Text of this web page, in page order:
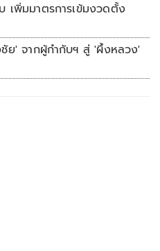
เพิ่มมาตรการเข้มงวดตั้ง
ย' จากผู้กำกับฯ สู่ 'ผึ้งหลวง'